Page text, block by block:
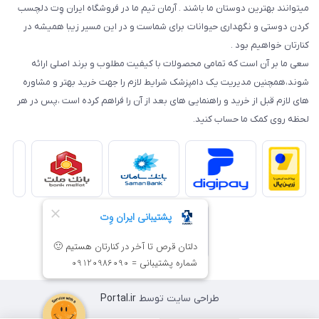
میتوانند بهترین دوستان ما باشند . آرمان تیم ما در فروشگاه ایران وِت دلچسب
کردن دوستی و نگهداری حیوانات برای شماست و در این مسیر زیبا همیشه در
کنارتان خواهیم بود .
سعی ما بر آن است که تمامی محصولات با کیفیت مطلوب و برند اصلی ارائه
شوند،همچنین مدیریت یک دامپزشک شرایط لازم را جهت خرید بهتر و مشاوره
های لازم قبل از خرید و راهنمایی های بعد از آن را فراهم کرده است ،پس در هر
لحظه روی کمک ما حساب کنید.
طراحی سایت توسطPortal.ir